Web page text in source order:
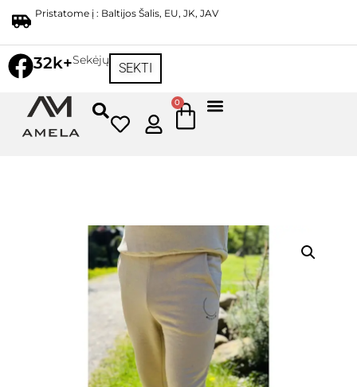
Pristatome į : Baltijos Šalis, EU, JK, JAV
32k+Sekėjų
SEKTI
0